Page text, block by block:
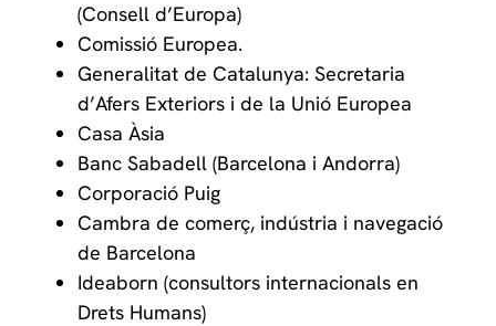
(Consell d’Europa)
Comissió Europea.
Generalitat de Catalunya: Secretaria
d’Afers Exteriors i de la Unió Europea
Casa Àsia
Banc Sabadell (Barcelona i Andorra)
Corporació Puig
Cambra de comerç, indústria i navegació
de Barcelona
Ideaborn (consultors internacionals en
Drets Humans)